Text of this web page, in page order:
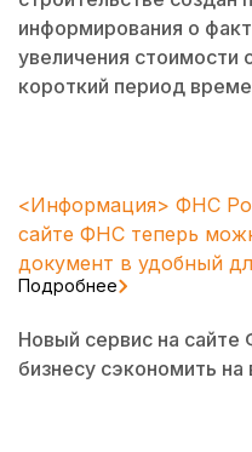
информирования о
увеличения стоимости
короткий период
<Информация> ФНС
сайте ФНС теперь
документ в удобный
Подробнее
Новый сервис на
бизнесу сэкономить на